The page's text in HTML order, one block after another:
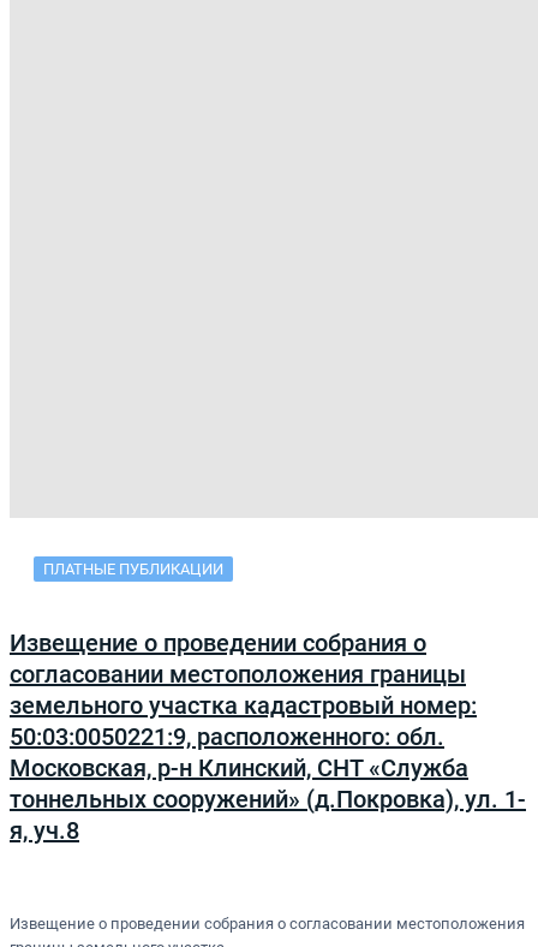
ПЛАТНЫЕ ПУБЛИКАЦИИ
Извещение о проведении собрания о
согласовании местоположения границы
земельного участка кадастровый номер:
50:03:0050221:9, расположенного: обл.
Московская, р-н Клинский, СНТ «Служба
тоннельных сооружений» (д.Покровка), ул. 1-
я, уч.8
Извещение о проведении собрания о согласовании местоположения